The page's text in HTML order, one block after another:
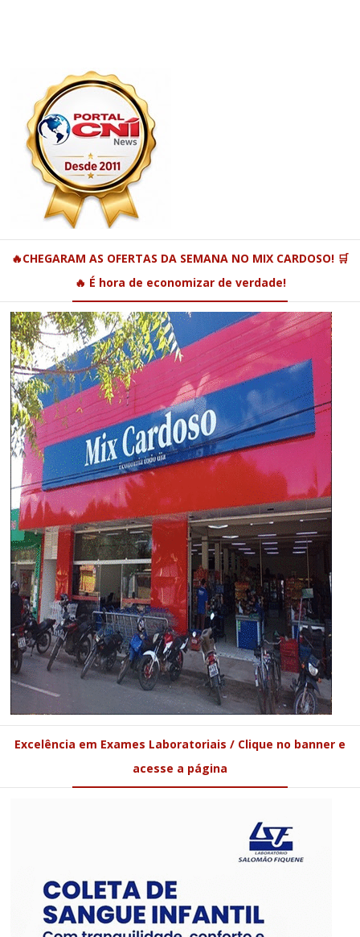
🔥CHEGARAM AS OFERTAS DA SEMANA NO MIX CARDOSO! 🛒
🔥 É hora de economizar de verdade!
Excelência em Exames Laboratoriais / Clique no banner e
acesse a página